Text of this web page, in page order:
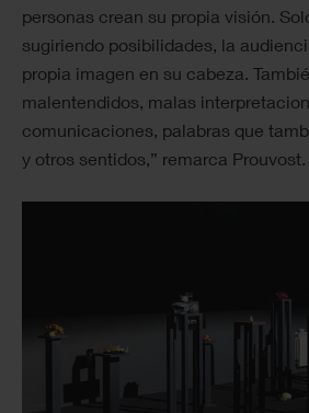
personas crean su propia visión.
sugiriendo posibilidades, la
propia imagen en su cabeza.
malentendidos, malas
comunicaciones, palabras que
y otros sentidos,” remarca Prouvost.